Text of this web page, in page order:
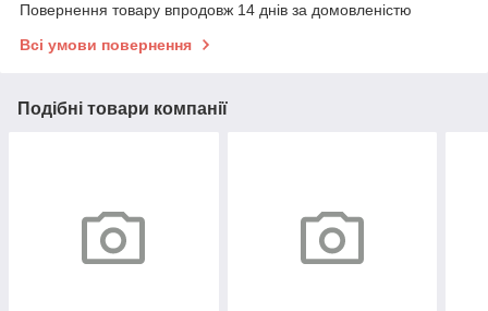
Повернення товару впродовж 14 днів за домовленістю
Всі умови повернення
Подібні товари компанії